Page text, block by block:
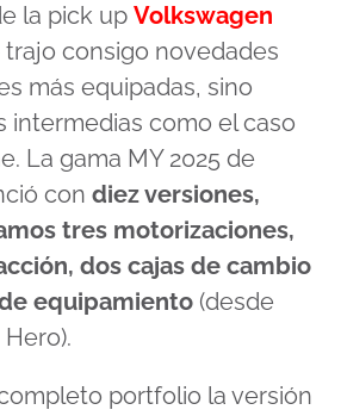
la pick up Volkswagen
trajo consigo novedades
más equipadas, sino
intermedias como el caso
La gama MY 2025 de
con diez versiones,
tres motorizaciones,
dos cajas de cambio
equipamiento (desde
portfolio la versión